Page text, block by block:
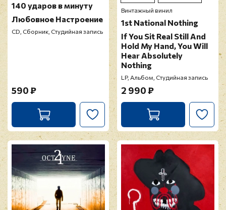
140 ударов в минуту
Любовное Настроение
CD, Сборник, Студийная запись
590 ₽
Винтажный винил
1st National Nothing
If You Sit Real Still And
Hold My Hand, You Will
Hear Absolutely
Nothing
LP, Альбом, Студийная запись
2 990 ₽